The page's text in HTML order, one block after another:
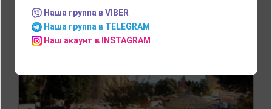
Наша группа в VIBER
Наша группа в TELEGRAM
Наш акаунт в INSTAGRAM